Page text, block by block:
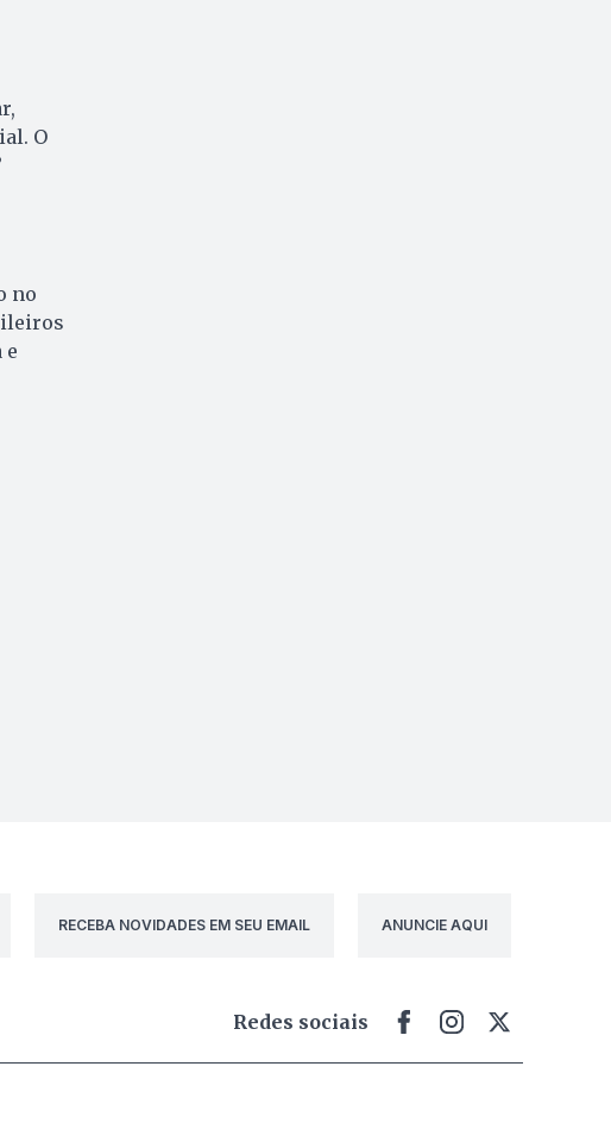
O
no
e
RECEBA NOVIDADES EM SEU EMAIL ANUNCIE AQUI
Redes sociais